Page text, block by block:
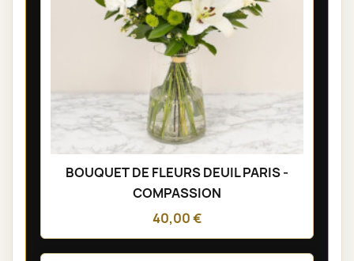
BOUQUET DE FLEURS DEUIL PARIS -
COMPASSION
40,00 €